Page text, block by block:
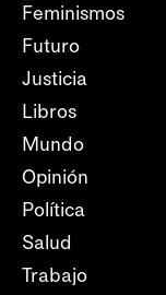
Feminismos
Futuro
Justicia
Libros
Mundo
Opinión
Política
Salud
Trabajo